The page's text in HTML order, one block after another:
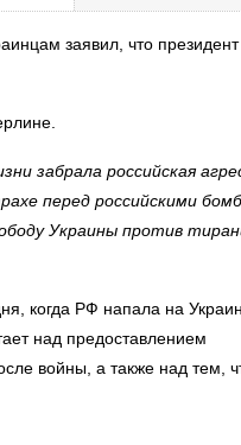
заявил, что
забрала российская
перед российскими
Украины против
когда РФ напала на
над предоставлением
войны, а также над тем,